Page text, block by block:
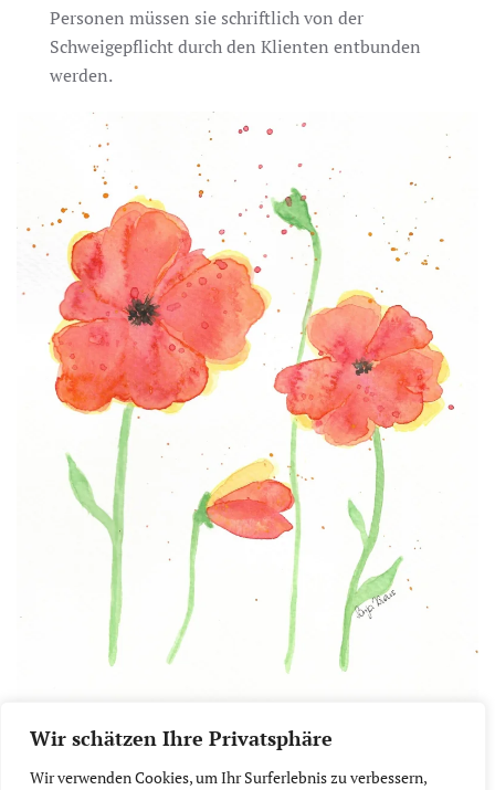
Wir schätzen Ihre Privatsphäre
Wir verwenden Cookies, um Ihr Surferlebnis zu verbessern,
Personen müssen sie schriftlich von der
Schweigepflicht durch den Klienten entbunden
werden.